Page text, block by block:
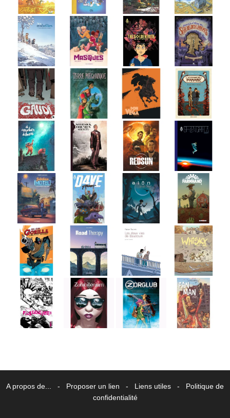
A propos de... - Proposer un lien - Liens utiles - Politique de
confidentialité